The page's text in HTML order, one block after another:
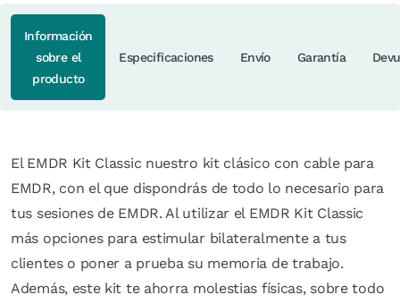
Información
sobre el
producto
Especificaciones Envío Garantía
El EMDR Kit Classic nuestro kit clásico con cable para
EMDR, con el que dispondrás de todo lo necesario para
tus sesiones de EMDR. Al utilizar el EMDR Kit Classic
más opciones para estimular bilateralmente a tus
clientes o poner a prueba su memoria de trabajo.
Además, este kit te ahorra molestias físicas, sobre todo